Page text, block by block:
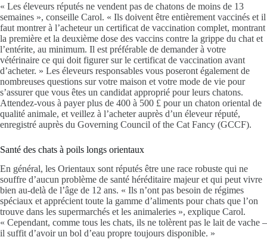
« Les éleveurs réputés ne vendent pas de chatons de moins de 13
semaines », conseille Carol. « Ils doivent être entièrement vaccinés et il
faut montrer à l’acheteur un certificat de vaccination complet, montrant
la première et la deuxième dose des vaccins contre la grippe du chat et
l’entérite, au minimum. Il est préférable de demander à votre
vétérinaire ce qui doit figurer sur le certificat de vaccination avant
d’acheter. » Les éleveurs responsables vous poseront également de
nombreuses questions sur votre maison et votre mode de vie pour
s’assurer que vous êtes un candidat approprié pour leurs chatons.
Attendez-vous à payer plus de 400 à 500 £ pour un chaton oriental de
qualité animale, et veillez à l’acheter auprès d’un éleveur réputé,
enregistré auprès du Governing Council of the Cat Fancy (GCCF).
Santé des chats à poils longs orientaux
En général, les Orientaux sont réputés être une race robuste qui ne
souffre d’aucun problème de santé héréditaire majeur et qui peut vivre
bien au-delà de l’âge de 12 ans. « Ils n’ont pas besoin de régimes
spéciaux et apprécient toute la gamme d’aliments pour chats que l’on
trouve dans les supermarchés et les animaleries », explique Carol.
« Cependant, comme tous les chats, ils ne tolèrent pas le lait de vache –
il suffit d’avoir un bol d’eau propre toujours disponible. »